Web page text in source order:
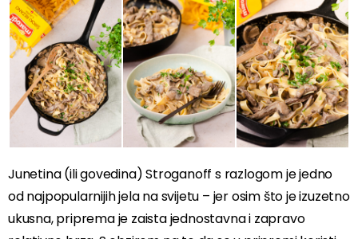
Junetina (ili govedina) Stroganoff s razlogom je jedno
od najpopularnijih jela na svijetu – jer osim što je izuzetno
ukusna, priprema je zaista jednostavna i zapravo